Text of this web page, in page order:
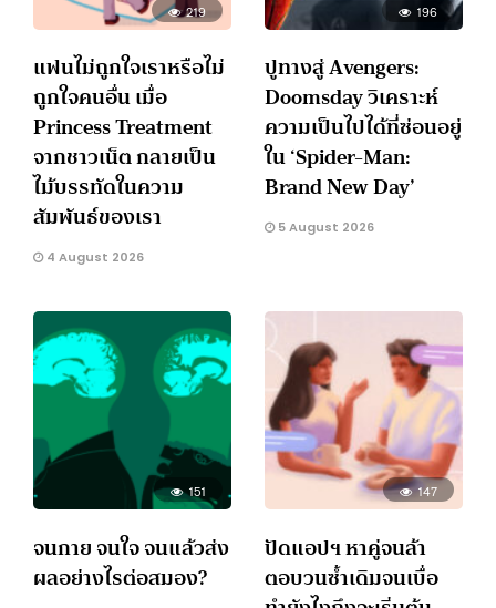
219
แฟนไม่ถูกใจเราหรือไม่
ถูกใจคนอื่น เมื่อ
Princess Treatment
จากชาวเน็ต กลายเป็น
ไม้บรรทัดในความ
สัมพันธ์ของเรา
4 August 2026
196
ปูทางสู่ Avengers:
Doomsday วิเคราะห์
ความเป็นไปได้ที่ซ่อนอยู่
ใน ‘Spider-Man:
Brand New Day’
5 August 2026
151
จนกาย จนใจ จนแล้วส่ง
ผลอย่างไรต่อสมอง?
147
ปัดแอปฯ หาคู่จนล้า
ตอบวนซ้ำเดิมจนเบื่อ